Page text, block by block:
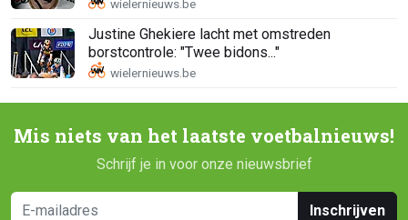
Justine Ghekiere lacht met omstreden
borstcontrole: "Twee bidons..."
Mis niets van het laatste voetbalnieuws!
Schrijf je in voor onze nieuwsbrief
Inschrijven